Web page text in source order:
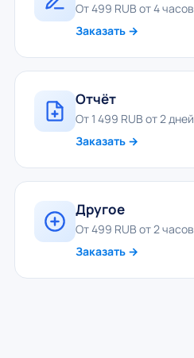
От 499 RUB от 4 часов
Заказать →
Отчёт
От 1 499 RUB от 2 дней
Заказать →
Другое
От 499 RUB от 2 часов
Заказать →